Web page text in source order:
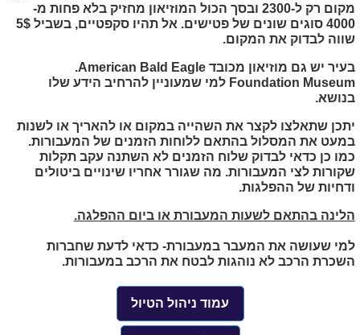
מקום רק ל-2300 ובסך הכול המוזיאון מחזיק בלא פחות מ-
שווה לבדוק את המקום.
בעיר יש גם מוזיאון מכובד
.‪American Bald Eagle
Foundation Museum למי שמעוניין להרחיב הידע שלו
בנושא.
יתכן שתאלצו לקצר את השהייה במקום או להאריך או לשנות
במעט את המסלול בהתאם ללוחות הזמנים של המעבורות.
כמו כן כדאי לבדוק שלוח הזמנים לא השתנה עקב תקלות
שקורות לצי המעבורות. מה שגורר אחריו שינויים ביטולים
ודחיות של ההפלגות.
הלינה בהתאם לשעות המעבורת או ביום ההפלגה.
למי שעושה את המעבר במעבורת- כדאי לדעת שחברות
השכרת הרכב לא נוהגות לבטח את הרכב במעבורות.
עמוד ניהול הטיול